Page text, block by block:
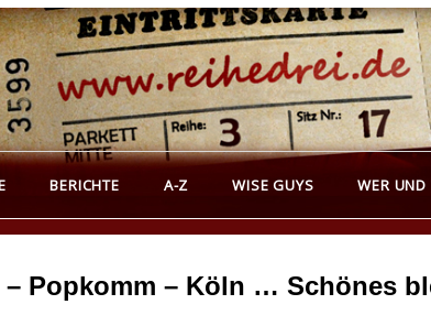
über Groß- und Kleinkunst
BERICHTE A-Z WISE GUYS WER
– Popkomm – Köln … Schönes